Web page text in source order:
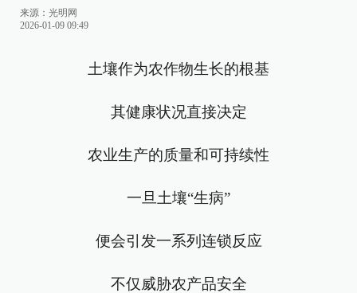
来源： 光明网
2026-01-09 09:49
土壤作为农作物生长的根基
其健康状况直接决定
农业生产的质量和可持续性
一旦土壤“生病”
便会引发一系列连锁反应
不仅威胁农产品安全